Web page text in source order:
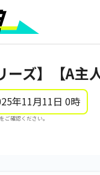
ーズ】【A
年11月11日 0時
確認ください。